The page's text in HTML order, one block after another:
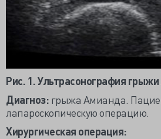
Рис. 1. Ультрасонография
Диагноз: грыжа Амианда.
лапароскопическую операцию.
Хирургическая операция: